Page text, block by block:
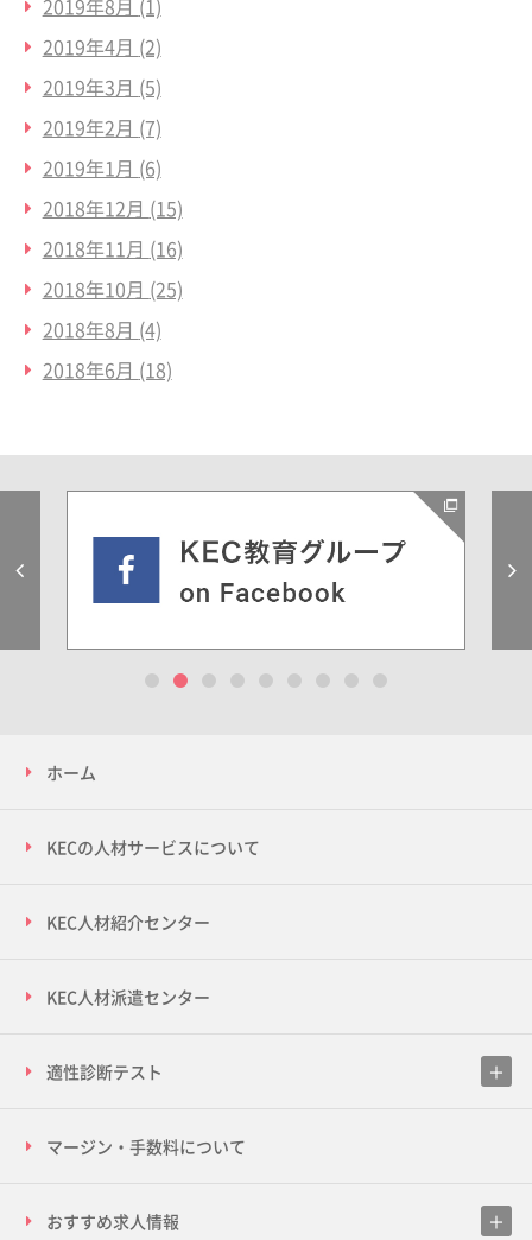
2019年8月 (1)
2019年4月 (2)
2019年3月 (5)
2019年2月 (7)
2019年1月 (6)
2018年12月 (15)
2018年11月 (16)
2018年10月 (25)
2018年8月 (4)
2018年6月 (18)
ホーム
KECの人材サービスについて
KEC人材紹介センター
KEC人材派遣センター
適性診断テスト
マージン・手数料について
おすすめ求人情報